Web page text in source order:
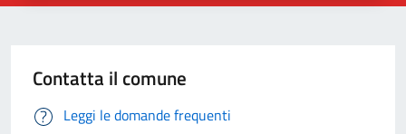
Contatta il comune
Leggi le domande frequenti